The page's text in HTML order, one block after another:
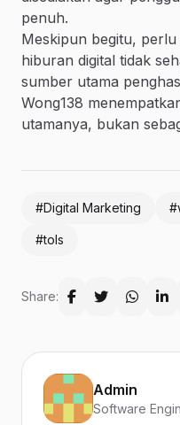
penuh.
Meskipun begitu,
hiburan digital tidak
sumber utama
Wong138
utamanya, bukan
#Digital Marketing
#tols
Share:
Admin
Software